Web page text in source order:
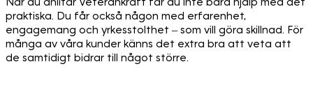
praktiska. Du får också någon med erfarenhet,
engagemang och yrkesstolthet – som vill göra skillnad. För
många av våra kunder känns det extra bra att veta att
de samtidigt bidrar till något större.